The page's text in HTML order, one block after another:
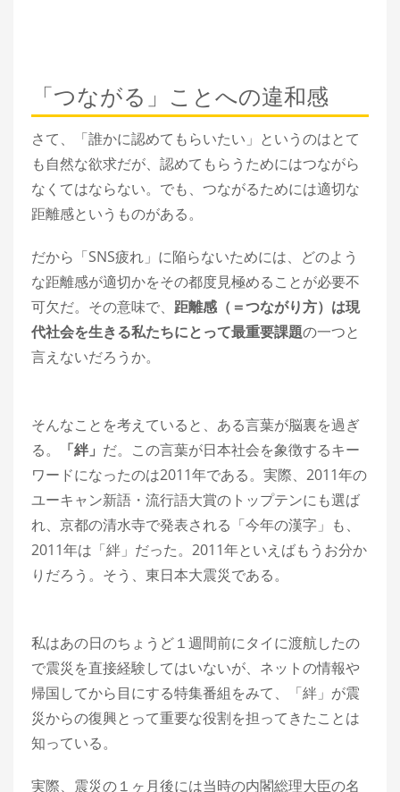
「つながる」ことへの違和感
さて、「誰かに認めてもらいたい」というのはとて
も自然な欲求だが、認めてもらうためにはつながら
なくてはならない。でも、つながるためには適切な
距離感というものがある。
だから「SNS疲れ」に陥らないためには、どのよう
な距離感が適切かをその都度見極めることが必要不
可欠だ。その意味で、 距離感（＝つながり方）は現
代社会を生きる私たちにとって最重要課題の一つと
言えないだろうか。
そんなことを考えていると、ある言葉が脳裏を過ぎ
る。
「絆」 だ。この言葉が日本社会を象徴するキー
ワードになったのは2011年である。実際、2011年の
ユーキャン新語・流行語大賞のトップテンにも選ば
れ、京都の清水寺で発表される「今年の漢字」も、
2011年は「絆」だった。2011年といえばもうお分か
りだろう。そう、東日本大震災である。
私はあの日のちょうど１週間前にタイに渡航したの
で震災を直接経験してはいないが、ネットの情報や
帰国してから目にする特集番組をみて、「絆」が震
災からの復興とって重要な役割を担ってきたことは
知っている。
実際、震災の１ヶ月後には当時の内閣総理大臣の名